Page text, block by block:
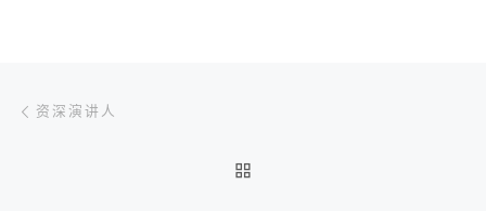
文章导航
资深演讲人